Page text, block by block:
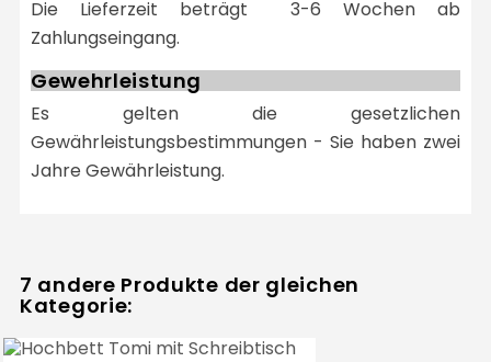
Die Lieferzeit beträgt 3-6 Wochen ab
Zahlungseingang.
Gewehrleistung
Es gelten die gesetzlichen
Gewährleistungsbestimmungen - Sie haben zwei
Jahre Gewährleistung.
7 andere Produkte der gleichen
Kategorie: